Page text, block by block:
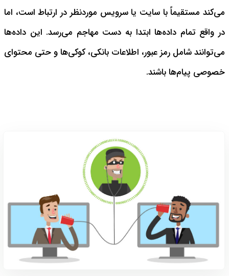
می‌کند مستقیماً با سایت یا سرویس موردنظر در ارتباط است، اما
در واقع تمام داده‌ها ابتدا به دست مهاجم می‌رسد. این داده‌ها
می‌توانند شامل رمز عبور، اطلاعات بانکی، کوکی‌ها و حتی محتوای
خصوصی پیام‌ها باشند.